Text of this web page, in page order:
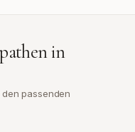
in
passenden